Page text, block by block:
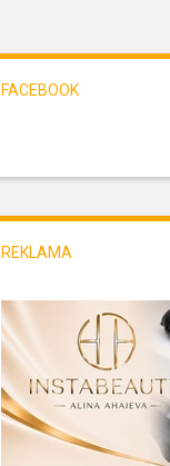
FACEBOOK
REKLAMA